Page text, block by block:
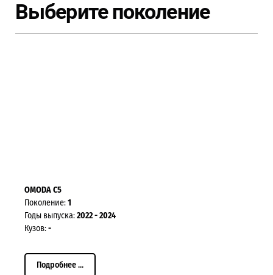
Выберите поколение
OMODA C5
Поколение:1
Годы выпуска:2022 - 2024
Кузов:-
Подробнее ...